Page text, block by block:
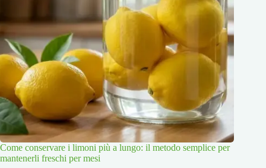
Come conservare i limoni più a lungo: il metodo semplice per
mantenerli freschi per mesi